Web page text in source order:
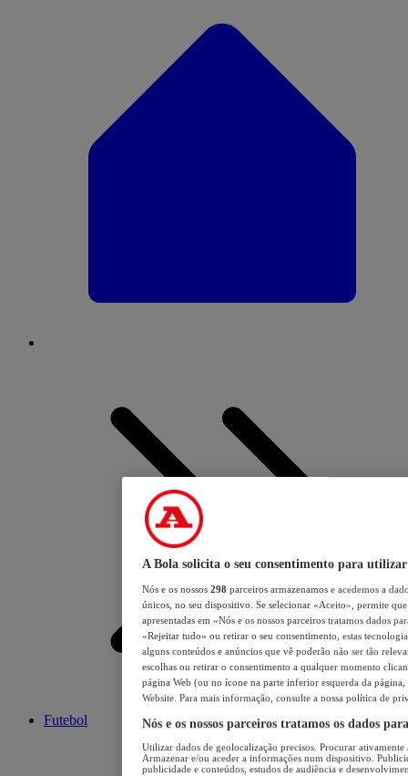
Futebol
A Bola solicita o seu consentimento para utilizar
Nós e os nossos 298 parceiros armazenamos e acedemos a
únicos, no seu dispositivo. Se selecionar «Aceito», permite
apresentadas em «Nós e os nossos parceiros tratamos dados
«Rejeitar tudo» ou retirar o seu consentimento, estas
alguns conteúdos e anúncios que vê poderão não ser tão
escolhas ou retirar o consentimento a qualquer momento
página Web (ou no ícone na parte inferior esquerda da página,
Website. Para mais informação, consulte a nossa política de
Nós e os nossos parceiros tratamos os dados
Utilizar dados de geolocalização precisos. Procurar
Armazenar e/ou aceder a informações num dispositivo.
publicidade e conteúdos, estudos de audiência e